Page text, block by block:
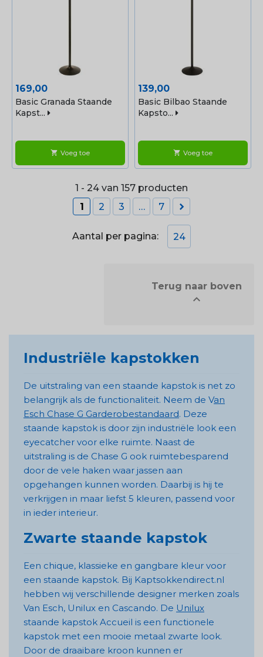
Prijs
169,00
Basic Granada Staande
Kapst...
shopping_cart Voeg toe
Prijs
139,00
Basic Bilbao Staande
Kapsto...
shopping_cart Voeg toe
1 - 24 van 157 producten
1
2 3 … 7 
Aantal per pagina: 24

Industriële kapstokken
De uitstraling van een staande kapstok is net zo
belangrijk als de functionaliteit. Neem de Van
Esch Chase G Garderobestandaard. Deze
staande kapstok is door zijn industriële look een
eyecatcher voor elke ruimte. Naast de
uitstraling is de Chase G ook ruimtebesparend
door de vele haken waar jassen aan
opgehangen kunnen worden. Daarbij is hij te
verkrijgen in maar liefst 5 kleuren, passend voor
in ieder interieur.
Zwarte staande kapstok
Een chique, klassieke en gangbare kleur voor
een staande kapstok. Bij Kaptsokkendirect.nl
hebben wij verschillende designer merken zoals
Van Esch, Unilux en Cascando. De Unilux
staande kapstok Accueil is een functionele
kapstok met een mooie metaal zwarte look.
Door de draaibare kroon kunnen er